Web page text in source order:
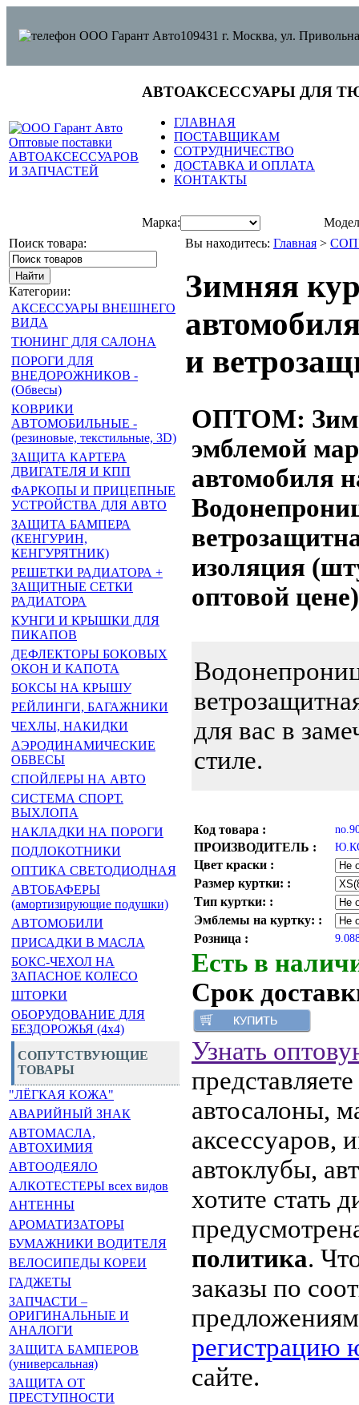
109431 г. Москва, ул.
АВТОАКСЕССУАРЫ ДЛЯ
ГЛАВНАЯ
ПОСТАВЩИКАМ
СОТРУДНИЧЕСТВО
ДОСТАВКА И ОПЛАТА
КОНТАКТЫ
Марка:
Поиск товара:
Категории:
АКСЕССУАРЫ ВНЕШНЕГО
ВИДА
ТЮНИНГ ДЛЯ САЛОНА
ПОРОГИ ДЛЯ
ВНЕДОРОЖНИКОВ -
(Обвесы)
КОВРИКИ
АВТОМОБИЛЬНЫЕ -
(резиновые, текстильные, 3D)
ЗАЩИТА КАРТЕРА
ДВИГАТЕЛЯ И КПП
ФАРКОПЫ И ПРИЦЕПНЫЕ
УСТРОЙСТВА ДЛЯ АВТО
ЗАЩИТА БАМПЕРА
(КЕНГУРИН,
КЕНГУРЯТНИК)
РЕШЕТКИ РАДИАТОРА +
ЗАЩИТНЫЕ СЕТКИ
РАДИАТОРА
КУНГИ И КРЫШКИ ДЛЯ
ПИКАПОВ
ДЕФЛЕКТОРЫ БОКОВЫХ
ОКОН И КАПОТА
БОКСЫ НА КРЫШУ
РЕЙЛИНГИ, БАГАЖНИКИ
ЧЕХЛЫ, НАКИДКИ
АЭРОДИНАМИЧЕСКИЕ
ОБВЕСЫ
СПОЙЛЕРЫ НА АВТО
СИСТЕМА СПОРТ.
ВЫХЛОПА
НАКЛАДКИ НА ПОРОГИ
ПОДЛОКОТНИКИ
ОПТИКА СВЕТОДИОДНАЯ
АВТОБАФЕРЫ
(амортизирующие подушки)
АВТОМОБИЛИ
ПРИСАДКИ В МАСЛА
БОКС-ЧЕХОЛ НА
ЗАПАСНОЕ КОЛЕСО
ШТОРКИ
ОБОРУДОВАНИЕ ДЛЯ
БЕЗДОРОЖЬЯ (4x4)
СОПУТСТВУЮЩИЕ
ТОВАРЫ
"ЛЁГКАЯ КОЖА"
АВАРИЙНЫЙ ЗНАК
АВТОМАСЛА,
АВТОХИМИЯ
АВТООДЕЯЛО
АЛКОТЕСТЕРЫ всех видов
АНТЕННЫ
АРОМАТИЗАТОРЫ
БУМАЖНИКИ ВОДИТЕЛЯ
ВЕЛОСИПЕДЫ КОРЕИ
ГАДЖЕТЫ
ЗАПЧАСТИ –
ОРИГИНАЛЬНЫЕ И
АНАЛОГИ
ЗАЩИТА БАМПЕРОВ
(универсальная)
ЗАЩИТА ОТ
ПРЕСТУПНОСТИ
Вы находитесь: Главная >
Зимняя
и
ОПТОМ:
эмблемой
автомобиля
изоляция
оптовой
для вас в
стиле.
Код товара :
ПРОИЗВОДИТЕЛЬ :
Цвет краски :
Размер куртки: :
Тип куртки: :
Эмблемы на куртку: :
Розница :
Есть в
Срок
Узнать
автосалоны,
аксессуаров,
автоклубы,
хотите стать
политика.
заказы по
регистрацию
сайте.